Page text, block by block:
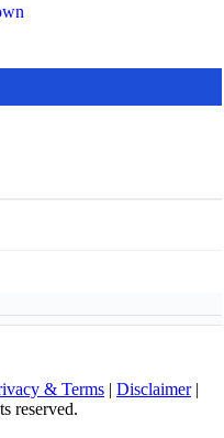
& Terms | Disclaimer|
reserved.